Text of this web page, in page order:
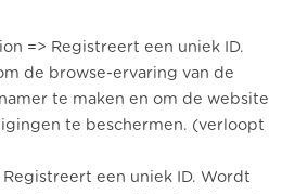
=> Registreert een uniek ID.
de browse-ervaring van de
te maken en om de website
te beschermen. (verloopt
Registreert een uniek ID. Wordt